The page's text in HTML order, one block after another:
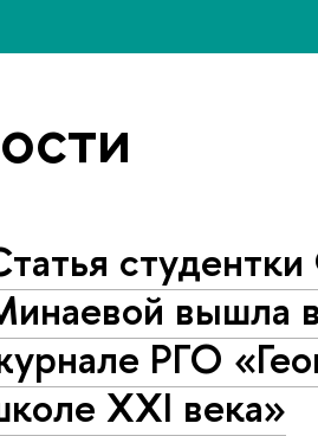
вышла
РГО
XXI века»